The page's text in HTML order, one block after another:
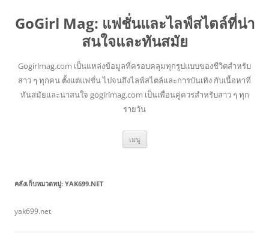
GoGirl Mag: แฟชั่นและไลฟ์สไตล์ที่น่า
สนใจและทันสมัย
Gogirlmag.com เป็นแหล่งข้อมูลที่ครอบคลุมทุกรูปแบบของชีวิตสำหรับ
สาว ๆ ทุกคน ตั้งแต่แฟชั่น ไปจนถึงไลฟ์สไตล์และการบันเทิง กับเนื้อหาที่
ทันสมัยและน่าสนใจ gogirlmag.com เป็นเพื่อนคู่ควรสำหรับสาว ๆ ทุก
รายวัน
เมนู ข้าม
ยัง
คลังเก็บหมวดหมู่: YAK699.NET
yak699.net